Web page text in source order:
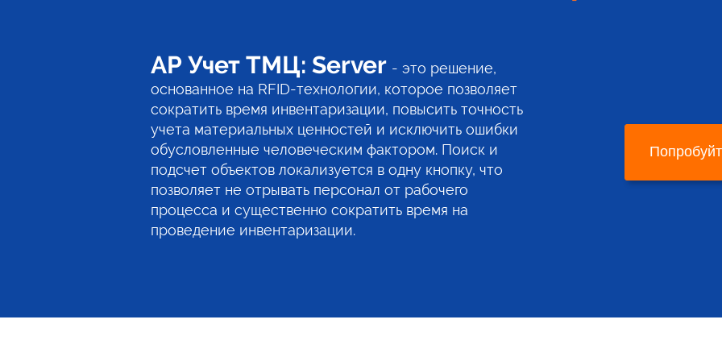
АР Учет ТМЦ: Server - это решение,
основанное на RFID-технологии, которое позволяет
сократить время инвентаризации, повысить точность
учета материальных ценностей и исключить ошибки
обусловленные человеческим фактором. Поиск и
подсчет объектов локализуется в одну кнопку, что
позволяет не отрывать персонал от рабочего
процесса и существенно сократить время на
проведение инвентаризации.